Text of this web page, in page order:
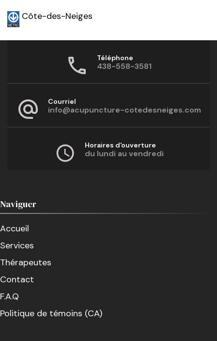
Côte-des-Neiges
Téléphone
438-558-3581
Courriel
info@acupuncture-cotedesneiges.com
Horaires d'ouverture
du lundi au vendredi
Naviguer
Accueil
Services
Thérapeutes
Contact
F.A.Q
Politique de témoins (CA)